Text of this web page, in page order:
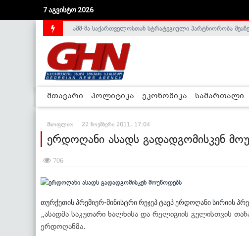
7 აგვისტო 2026
საქართველოს დე-ფაქტო მთავრობა არალეგიტიმურია -
აშშ-მა საქართველოსთან სტრატეგიული პარტნიორობა
მთავარი პოლიტიკა ეკონომიკა სამართალი
მსოფლიო 22 ნოემბერი 2011, 17:04
ერდოღანი ასადს გადადგომისკენ
706
თურქეთის პრემიერ-მინისტრი რეჯეპ ტაეპ ერდოღანი სირიის
„ასადმა საკუთარი ხალხისა და რელიგიის გულისთვის
ერდოღანმა.